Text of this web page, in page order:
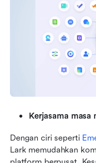
Kerjasama masa
Dengan ciri seperti
Lark memudahkan